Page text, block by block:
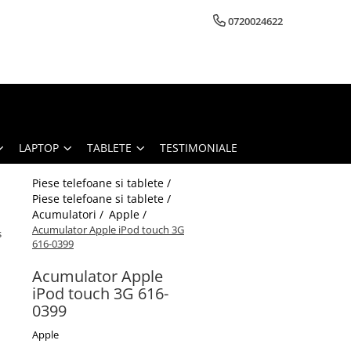
0720024622
LAPTOP TABLETE TESTIMONIALE
Piese telefoane si tablete /
Piese telefoane si tablete /
Acumulatori / Apple /
Acumulator Apple iPod touch 3G
616-0399
Acumulator Apple
iPod touch 3G 616-
0399
Apple